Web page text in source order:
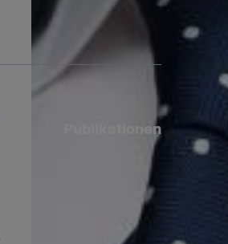
Publikationen